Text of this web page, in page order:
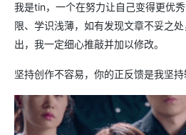
我是tin，一个在努力让自己变得更优
限、学识浅薄，如有发现文章不妥之
出，我一定细心推敲并加以修改。
坚持创作不容易，你的正反馈是我坚持